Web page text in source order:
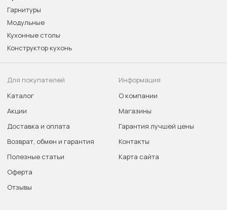
Гарнитуры
Модульные
Кухонные столы
Конструктор кухонь
Для покупателей
Каталог
Акции
Доставка и оплата
Возврат, обмен и гарантия
Полезные статьи
Оферта
Отзывы
Информация
О компании
Магазины
Гарантия лучшей цены
Контакты
Карта сайта